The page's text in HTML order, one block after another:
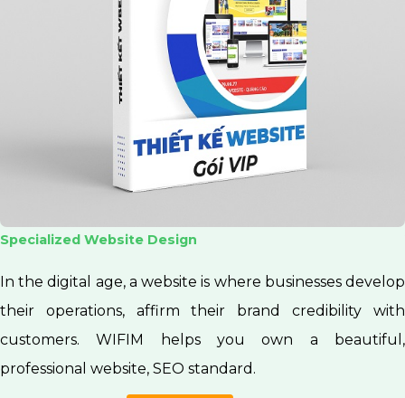
Specialized Website Design
In the digital age, a website is where businesses develop
their operations, affirm their brand credibility with
customers. WIFIM helps you own a beautiful,
professional website, SEO standard.